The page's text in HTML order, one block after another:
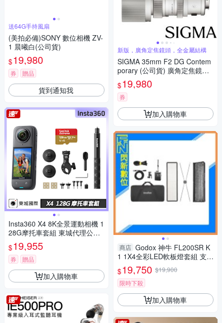
送64G手持風扇
(美拍必備)SONY 數位相機 ZV-
1 晨曦白(公司貨)
$19,980
券 贈品
貨到通知我
Insta360 X4 8K全景運動相機 1
28G摩托車套組 東城代理公司
貨
$19,955
券 贈品
加入購物車
新版，廣角定焦鏡頭，全金屬結構
SIGMA 35mm F2 DG Contem
porary (公司貨) 廣角定焦鏡頭
全片幅無反微單眼鏡頭 i系列
$19,980
券
加入購物車
商店 Godox 神牛 FL200SR K
1 1X4全彩LED軟板燈套組 支架
升級版(公司貨)
$19,750 $19,900
限時下殺
加入購物車